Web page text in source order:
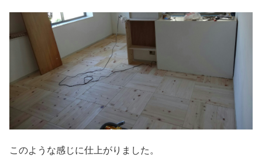
このような感じに仕上がりました。